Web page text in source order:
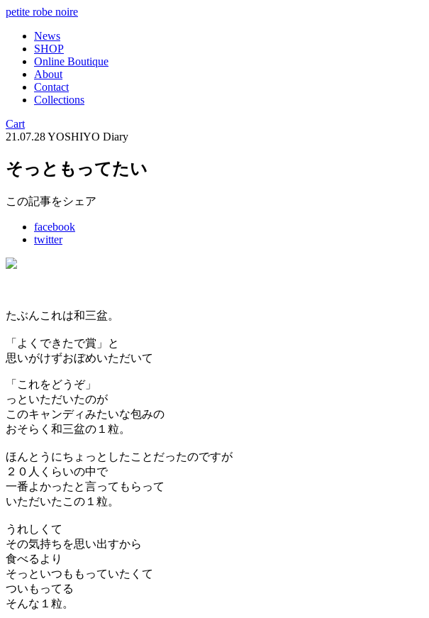
petite robe noire
News
SHOP
Online Boutique
About
Contact
Collections
Cart
21.07.28YOSHIYO Diary
そっともってたい
この記事をシェア
facebook
twitter
たぶんこれは和三盆。
「よくできたで賞」と
思いがけずおぼめいただいて
「これをどうぞ」
っといただいたのが
このキャンディみたいな包みの
おそらく和三盆の１粒。
ほんとうにちょっとしたことだったのですが
２０人くらいの中で
一番よかったと言ってもらって
いただいたこの１粒。
うれしくて
その気持ちを思い出すから
食べるより
そっといつももっていたくて
ついもってる
そんな１粒。